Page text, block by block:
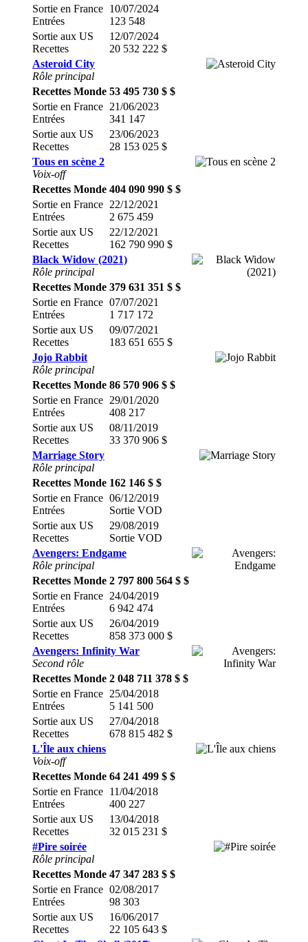
Sortie en France
Entrées
10/07/2024
123 548
Sortie aux US
Recettes
12/07/2024
20 532 222 $
Asteroid City
Rôle principal
Recettes Monde 53 495 730 $ $
Sortie en France
Entrées
21/06/2023
341 147
Sortie aux US
Recettes
23/06/2023
28 153 025 $
Tous en scène 2
Voix-off
Recettes Monde 404 090 990 $ $
Sortie en France
Entrées
22/12/2021
2 675 459
Sortie aux US
Recettes
22/12/2021
162 790 990 $
Black Widow (2021)
Rôle principal
Recettes Monde 379 631 351 $ $
Sortie en France
Entrées
07/07/2021
1 717 172
Sortie aux US
Recettes
09/07/2021
183 651 655 $
Jojo Rabbit
Rôle principal
Recettes Monde 86 570 906 $ $
Sortie en France
Entrées
29/01/2020
408 217
Sortie aux US
Recettes
08/11/2019
33 370 906 $
Marriage Story
Rôle principal
Recettes Monde 162 146 $ $
Sortie en France
Entrées
06/12/2019
Sortie VOD
Sortie aux US
Recettes
29/08/2019
Sortie VOD
Avengers: Endgame
Rôle principal
Recettes Monde 2 797 800 564 $ $
Sortie en France
Entrées
24/04/2019
6 942 474
Sortie aux US
Recettes
26/04/2019
858 373 000 $
Avengers: Infinity War
Second rôle
Recettes Monde 2 048 711 378 $ $
Sortie en France
Entrées
25/04/2018
5 141 500
Sortie aux US
Recettes
27/04/2018
678 815 482 $
L'Île aux chiens
Voix-off
Recettes Monde 64 241 499 $ $
Sortie en France
Entrées
11/04/2018
400 227
Sortie aux US
Recettes
13/04/2018
32 015 231 $
#Pire soirée
Rôle principal
Recettes Monde 47 347 283 $ $
Sortie en France
Entrées
02/08/2017
98 303
Sortie aux US
Recettes
16/06/2017
22 105 643 $